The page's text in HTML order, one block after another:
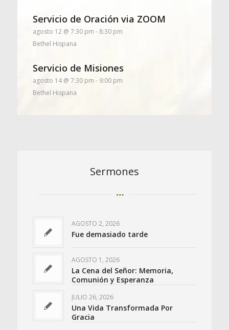
Servicio de Oración via ZOOM
agosto 12 @ 7:30 pm - 8:30 pm
Bethel Hispana
Servicio de Misiones
agosto 14 @ 7:30 pm - 9:00 pm
Bethel Hispana
Sermones
AGOSTO 2, 2026
Fue demasiado tarde
AGOSTO 1, 2026
La Cena del Señor: Memoria,
Comunión y Esperanza
JULIO 26, 2026
Una Vida Transformada Por
Gracia